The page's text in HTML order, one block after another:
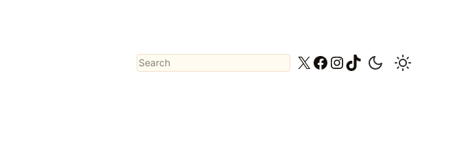
Search X Facebook
Instagram
TikTok